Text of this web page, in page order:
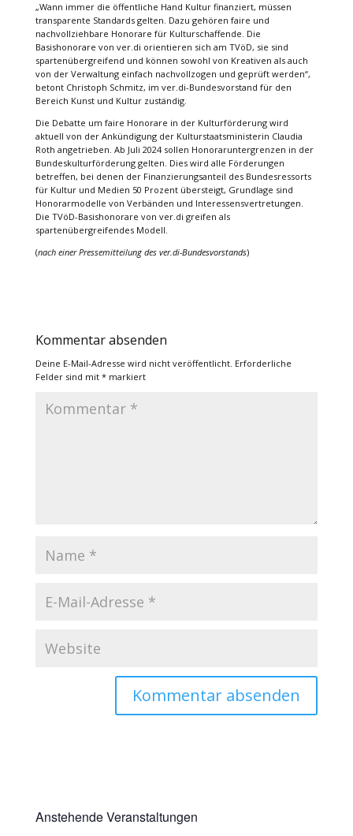
„Wann immer die öffentliche Hand Kultur finanziert, müssen
transparente Standards gelten. Dazu gehören faire und
nachvollziehbare Honorare für Kulturschaffende. Die
Basishonorare von ver.di orientieren sich am TVöD, sie sind
spartenübergreifend und können sowohl von Kreativen als auch
von der Verwaltung einfach nachvollzogen und geprüft werden“,
betont Christoph Schmitz, im ver.di-Bundesvorstand für den
Bereich Kunst und Kultur zuständig.
Die Debatte um faire Honorare in der Kulturförderung wird
aktuell von der Ankündigung der Kulturstaatsministerin Claudia
Roth angetrieben. Ab Juli 2024 sollen Honoraruntergrenzen in der
Bundeskulturförderung gelten. Dies wird alle Förderungen
betreffen, bei denen der Finanzierungsanteil des Bundesressorts
für Kultur und Medien 50 Prozent übersteigt, Grundlage sind
Honorarmodelle von Verbänden und Interessensvertretungen.
Die TVöD-Basishonorare von ver.di greifen als
spartenübergreifendes Modell.
(nach einer Pressemitteilung des ver.di-Bundesvorstands)
Kommentar absenden
Deine E-Mail-Adresse wird nicht veröffentlicht. Erforderliche
Felder sind mit *markiert
Anstehende Veranstaltungen